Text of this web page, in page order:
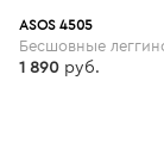
ASOS 4505
1 890 руб.